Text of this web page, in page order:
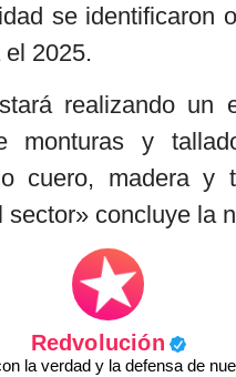
se identificaron
2025.
realizando un
monturas y
cuero, madera
concluye la
Redvolución
la verdad y la defensa de